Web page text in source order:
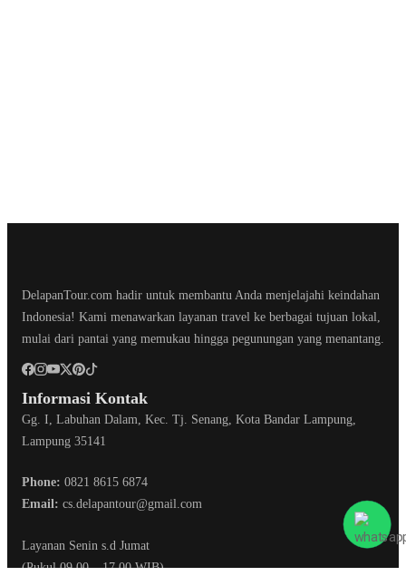
DelapanTour.com hadir untuk membantu Anda menjelajahi keindahan
Indonesia! Kami menawarkan layanan travel ke berbagai tujuan lokal,
mulai dari pantai yang memukau hingga pegunungan yang menantang.
Informasi Kontak
Gg. I, Labuhan Dalam, Kec. Tj. Senang, Kota Bandar Lampung,
Lampung 35141
Phone: 0821 8615 6874
Email: cs.delapantour@gmail.com
Layanan Senin s.d Jumat
(Pukul 09.00 – 17.00 WIB)